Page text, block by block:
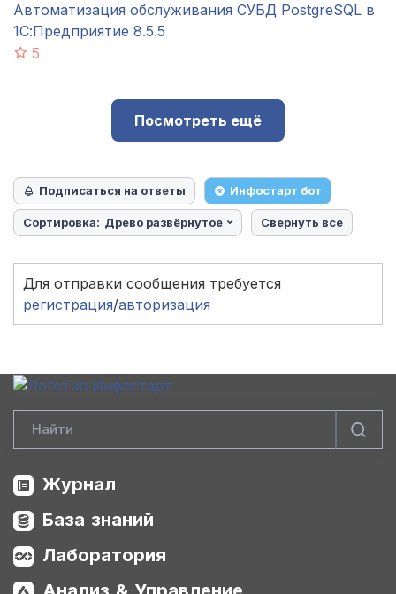
Автоматизация обслуживания СУБД PostgreSQL в
1С:Предприятие 8.5.5
5
Посмотреть ещё
Подписаться на ответы Инфостарт бот
Сортировка: Древо развёрнутое Свернуть все
Для отправки сообщения требуется
регистрация/авторизация
Журнал
База знаний
Лаборатория